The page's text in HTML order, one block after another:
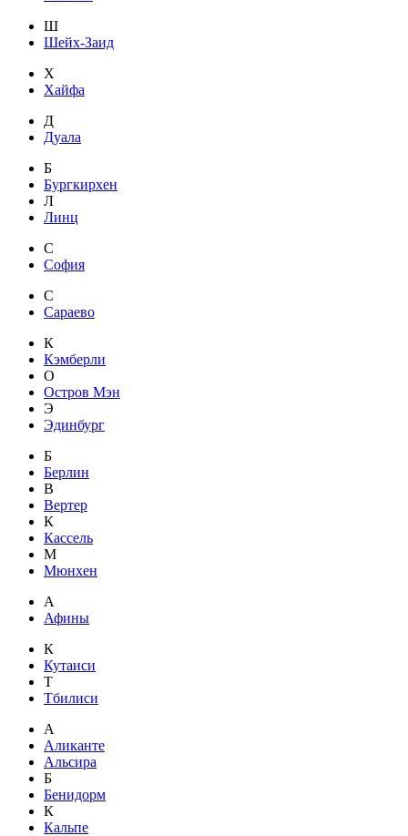
Ш
Шейх-Заид
Х
Хайфа
Д
Дуала
Б
Бургкирхен
Л
Линц
С
София
С
Сараево
К
Кэмберли
О
Остров Мэн
Э
Эдинбург
Б
Берлин
В
Вертер
К
Кассель
М
Мюнхен
А
Афины
К
Кутаиси
Т
Тбилиси
А
Аликанте
Альсира
Б
Бенидорм
К
Кальпе